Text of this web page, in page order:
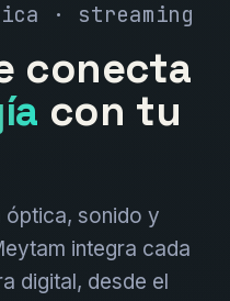
· streaming
conecta
con tu
óptica, sonido y
integra cada
digital, desde el